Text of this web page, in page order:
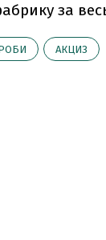
за
АКЦИЗ